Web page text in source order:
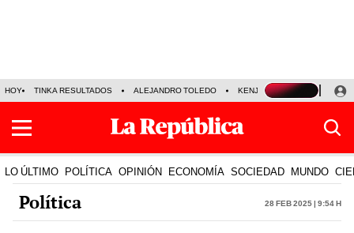
HOY TINKA RESULTADOS ALEJANDRO TOLEDO KENJI FUJIMORI
LO ÚLTIMO POLÍTICA OPINIÓN ECONOMÍA SOCIEDAD MUNDO
Política 28 Feb 2025 | 9:54 h